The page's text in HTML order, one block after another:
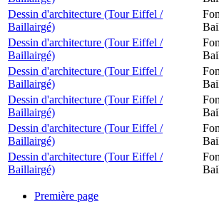
Dessin d'architecture (Tour Eiffel /
Baillairgé)
Dessin d'architecture (Tour Eiffel /
Baillairgé)
Dessin d'architecture (Tour Eiffel /
Baillairgé)
Dessin d'architecture (Tour Eiffel /
Baillairgé)
Dessin d'architecture (Tour Eiffel /
Baillairgé)
Dessin d'architecture (Tour Eiffel /
Baillairgé)
Première page